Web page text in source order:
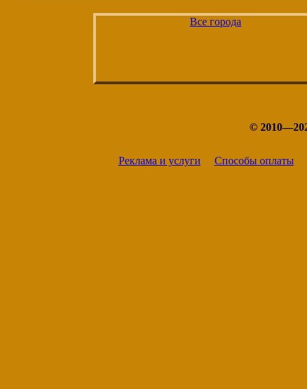
Все города
©
Реклама и услуги Способы оплаты